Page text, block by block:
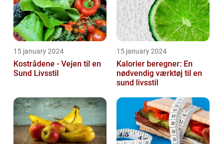
15 january 2024
Kostrådene - Vejen til en
Sund Livsstil
15 january 2024
Kalorier beregner: En
nødvendig værktøj til en
sund livsstil